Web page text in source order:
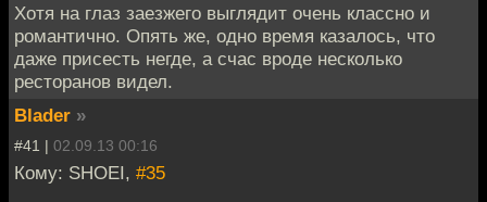
Хотя на глаз заезжего выглядит очень классно и
романтично. Опять же, одно время казалось, что
даже присесть негде, а счас вроде несколько
ресторанов видел.
Blader »
#41 | 02.09.13 00:16
Кому: SHOEI, #35